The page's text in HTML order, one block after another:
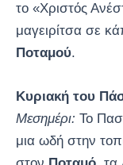
το «Χριστός
μαγειρίτσα σε
Ποταμού.
Κυριακή του
Μεσημέρι: Το
μια ωδή στην